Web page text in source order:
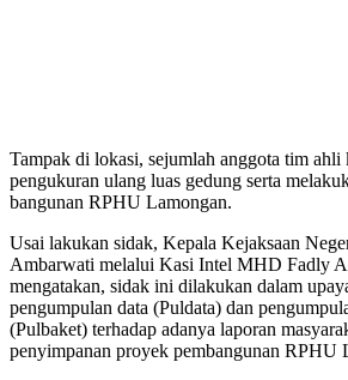
Tampak di lokasi, sejumlah anggota tim ahli
pengukuran ulang luas gedung serta
bangunan RPHU Lamongan.
Usai lakukan sidak, Kepala Kejaksaan
Ambarwati melalui Kasi Intel MHD Fadly
mengatakan, sidak ini dilakukan dalam
pengumpulan data (Puldata) dan
(Pulbaket) terhadap adanya laporan
penyimpanan proyek pembangunan RPHU